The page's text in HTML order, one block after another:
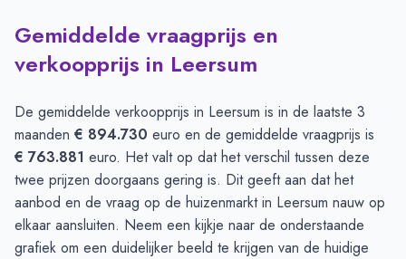
Gemiddelde vraagprijs en
verkoopprijs in Leersum
De gemiddelde verkoopprijs in Leersum is in de laatste 3
maanden € 894.730 euro en de gemiddelde vraagprijs is
€ 763.881 euro. Het valt op dat het verschil tussen deze
twee prijzen doorgaans gering is. Dit geeft aan dat het
aanbod en de vraag op de huizenmarkt in Leersum nauw op
elkaar aansluiten. Neem een kijkje naar de onderstaande
grafiek om een duidelijker beeld te krijgen van de huidige